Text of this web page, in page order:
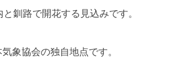
釧路で開花する見込みです。
象協会の独自地点です。